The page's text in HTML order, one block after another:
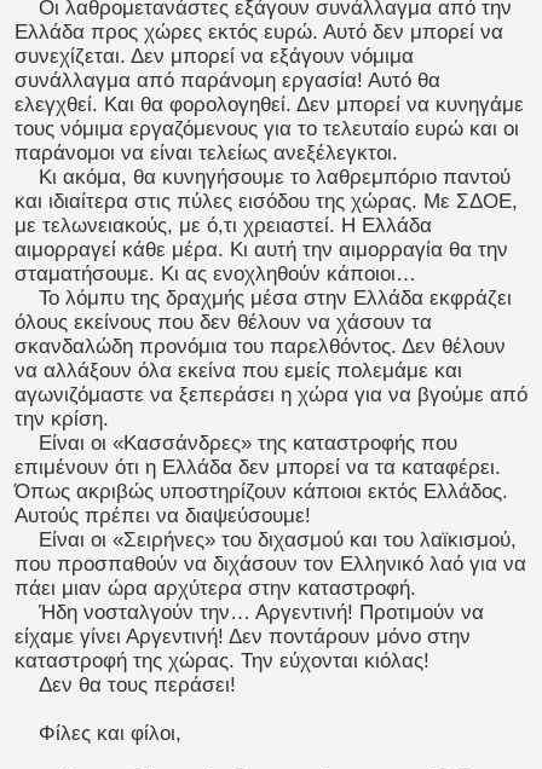
Οι λαθρομετανάστες εξάγουν συνάλλαγμα από την
Ελλάδα προς χώρες εκτός ευρώ. Αυτό δεν μπορεί να
συνεχίζεται. Δεν μπορεί να εξάγουν νόμιμα
συνάλλαγμα από παράνομη εργασία! Αυτό θα
ελεγχθεί. Και θα φορολογηθεί. Δεν μπορεί να κυνηγάμε
τους νόμιμα εργαζόμενους για το τελευταίο ευρώ και οι
παράνομοι να είναι τελείως ανεξέλεγκτοι.
Κι ακόμα, θα κυνηγήσουμε το λαθρεμπόριο παντού
και ιδιαίτερα στις πύλες εισόδου της χώρας. Με ΣΔΟΕ,
με τελωνειακούς, με ό,τι χρειαστεί. Η Ελλάδα
αιμορραγεί κάθε μέρα. Κι αυτή την αιμορραγία θα την
σταματήσουμε. Κι ας ενοχληθούν κάποιοι…
Το λόμπυ της δραχμής μέσα στην Ελλάδα εκφράζει
όλους εκείνους που δεν θέλουν να χάσουν τα
σκανδαλώδη προνόμια του παρελθόντος. Δεν θέλουν
να αλλάξουν όλα εκείνα που εμείς πολεμάμε και
αγωνιζόμαστε να ξεπεράσει η χώρα για να βγούμε από
την κρίση.
Είναι οι «Κασσάνδρες» της καταστροφής που
επιμένουν ότι η Ελλάδα δεν μπορεί να τα καταφέρει.
Όπως ακριβώς υποστηρίζουν κάποιοι εκτός Ελλάδος.
Αυτούς πρέπει να διαψεύσουμε!
Είναι οι «Σειρήνες» του διχασμού και του λαϊκισμού,
που προσπαθούν να διχάσουν τον Ελληνικό λαό για να
πάει μιαν ώρα αρχύτερα στην καταστροφή.
Ήδη νοσταλγούν την… Αργεντινή! Προτιμούν να
είχαμε γίνει Αργεντινή! Δεν ποντάρουν μόνο στην
καταστροφή της χώρας. Την εύχονται κιόλας!
Δεν θα τους περάσει!
Φίλες και φίλοι,